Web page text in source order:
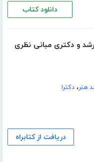
دانلود کتاب
و دکتری مبانی نظری
هنر،دکترا
دریافت از کتابراه